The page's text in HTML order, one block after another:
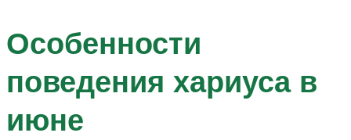
Особенности
поведения хариуса в
июне